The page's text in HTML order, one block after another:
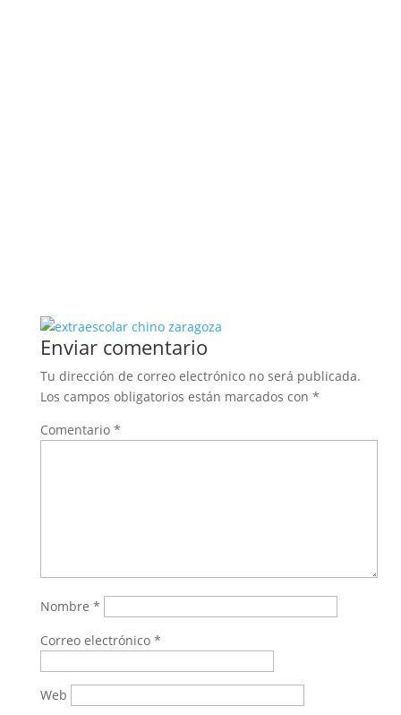
Enviar comentario
Tu dirección de correo electrónico no será publicada.
Los campos obligatorios están marcados con *
Comentario *
Nombre *
Correo electrónico *
Web